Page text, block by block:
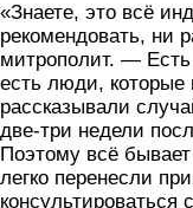
«Знаете, это всё
рекомендовать, ни
митрополит. —
есть люди,
рассказывали
две-три недели
Поэтому всё
легко перенесли
консультироваться